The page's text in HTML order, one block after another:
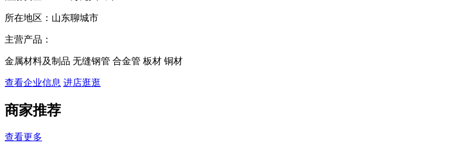
所在地区： 山东聊城市
主营产品：
金属材料及制品 无缝钢管 合金管 板材 铜材
查看企业信息 进店逛逛
商家推荐
查看更多